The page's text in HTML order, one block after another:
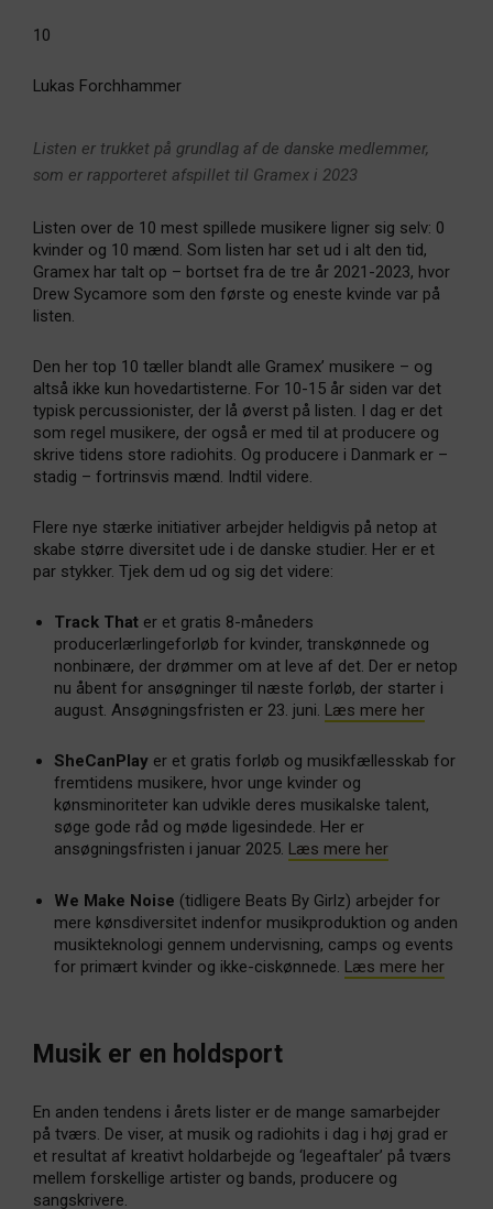
10
Lukas Forchhammer
Listen er trukket på grundlag af de danske medlemmer,
som er rapporteret afspillet til Gramex i 2023
Listen over de 10 mest spillede musikere ligner sig selv: 0
kvinder og 10 mænd. Som listen har set ud i alt den tid,
Gramex har talt op – bortset fra de tre år 2021-2023, hvor
Drew Sycamore som den første og eneste kvinde var på
listen.
Den her top 10 tæller blandt alle Gramex’ musikere – og
altså ikke kun hovedartisterne. For 10-15 år siden var det
typisk percussionister, der lå øverst på listen. I dag er det
som regel musikere, der også er med til at producere og
skrive tidens store radiohits. Og producere i Danmark er –
stadig – fortrinsvis mænd. Indtil videre.
Flere nye stærke initiativer arbejder heldigvis på netop at
skabe større diversitet ude i de danske studier. Her er et
par stykker. Tjek dem ud og sig det videre:
Track Thater et gratis 8-måneders
producerlærlingeforløb for kvinder, transkønnede og
nonbinære, der drømmer om at leve af det. Der er netop
nu åbent for ansøgninger til næste forløb, der starter i
august. Ansøgningsfristen er 23. juni. Læs mere her
SheCanPlayer et gratis forløb og musikfællesskab for
fremtidens musikere, hvor unge kvinder og
kønsminoriteter kan udvikle deres musikalske talent,
søge gode råd og møde ligesindede. Her er
ansøgningsfristen i januar 2025. Læs mere her
We Make Noise (tidligere Beats By Girlz) arbejder for
mere kønsdiversitet indenfor musikproduktion og anden
musikteknologi gennem undervisning, camps og events
for primært kvinder og ikke-ciskønnede. Læs mere her
Musik er en holdsport
En anden tendens i årets lister er de mange samarbejder
på tværs. De viser, at musik og radiohits i dag i høj grad er
et resultat af kreativt holdarbejde og ‘legeaftaler’ på tværs
mellem forskellige artister og bands, producere og
sangskrivere.